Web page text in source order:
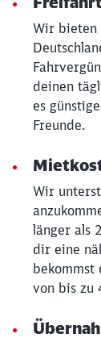
Wir bieten
deinen
es
Freunde.
Wir
länger als
dir eine
bekommst
von bis zu